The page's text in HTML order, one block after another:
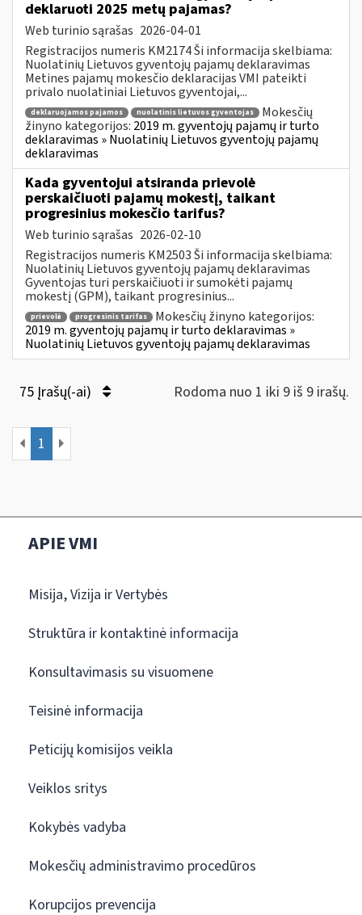
deklaruoti 2025 metų pajamas?
Web turinio sąrašas 2026-04-01
Registracijos numeris KM2174 Ši informacija skelbiama:
Nuolatinių Lietuvos gyventojų pajamų deklaravimas
Metines pajamų mokesčio deklaracijas VMI pateikti
privalo nuolatiniai Lietuvos gyventojai,...
deklaruojamos pajamos nuolatinis lietuvos gyventojas
Mokesčių
žinyno kategorijos: 2019 m. gyventojų pajamų ir turto
deklaravimas » Nuolatinių Lietuvos gyventojų pajamų
deklaravimas
Kada gyventojui atsiranda prievolė
perskaičiuoti pajamų mokestį, taikant
progresinius mokesčio tarifus?
Web turinio sąrašas 2026-02-10
Registracijos numeris KM2503 Ši informacija skelbiama:
Nuolatinių Lietuvos gyventojų pajamų deklaravimas
Gyventojas turi perskaičiuoti ir sumokėti pajamų
mokestį (GPM), taikant progresinius...
prievolė progresinis tarifas
Mokesčių žinyno kategorijos:
2019 m. gyventojų pajamų ir turto deklaravimas »
Nuolatinių Lietuvos gyventojų pajamų deklaravimas
75 Įrašų(-ai) Rodoma nuo 1 iki 9 iš 9 irašų.
1
APIE VMI
Misija, Vizija ir Vertybės
Struktūra ir kontaktinė informacija
Konsultavimasis su visuomene
Teisinė informacija
Peticijų komisijos veikla
Veiklos sritys
Kokybės vadyba
Mokesčių administravimo procedūros
Korupcijos prevencija